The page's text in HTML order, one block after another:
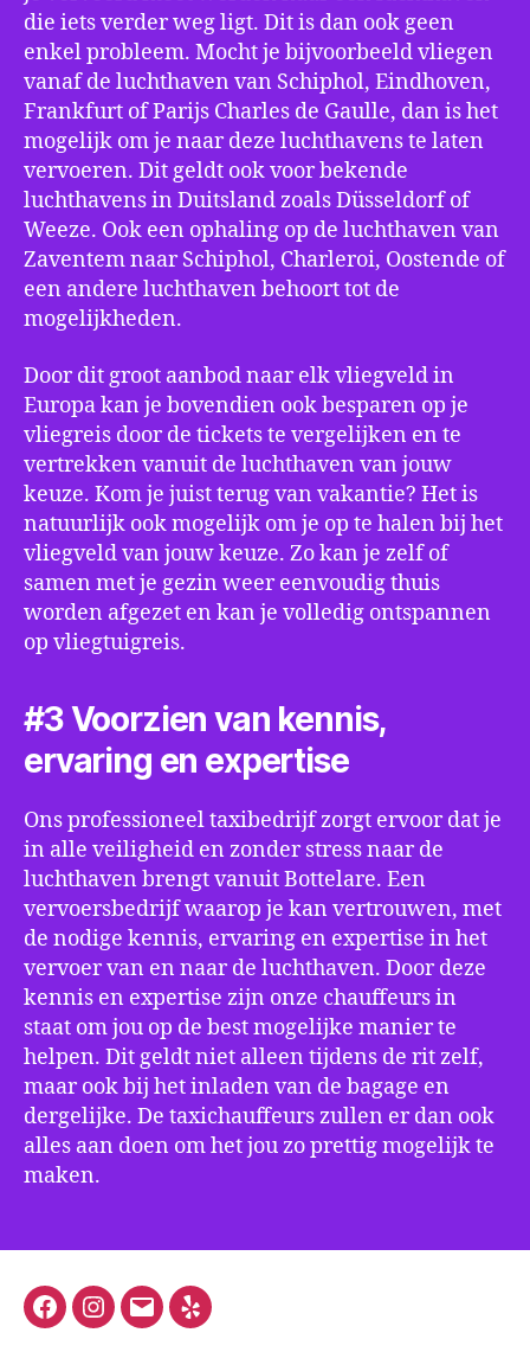
die iets verder weg ligt. Dit is dan ook geen
enkel probleem. Mocht je bijvoorbeeld vliegen
vanaf de luchthaven van Schiphol, Eindhoven,
Frankfurt of Parijs Charles de Gaulle, dan is het
mogelijk om je naar deze luchthavens te laten
vervoeren. Dit geldt ook voor bekende
luchthavens in Duitsland zoals Düsseldorf of
Weeze. Ook een ophaling op de luchthaven van
Zaventem naar Schiphol, Charleroi, Oostende of
een andere luchthaven behoort tot de
mogelijkheden.
Door dit groot aanbod naar elk vliegveld in
Europa kan je bovendien ook besparen op je
vliegreis door de tickets te vergelijken en te
vertrekken vanuit de luchthaven van jouw
keuze. Kom je juist terug van vakantie? Het is
natuurlijk ook mogelijk om je op te halen bij het
vliegveld van jouw keuze. Zo kan je zelf of
samen met je gezin weer eenvoudig thuis
worden afgezet en kan je volledig ontspannen
op vliegtuigreis.
#3 Voorzien van kennis,
ervaring en expertise
Ons professioneel taxibedrijf zorgt ervoor dat je
in alle veiligheid en zonder stress naar de
luchthaven brengt vanuit Bottelare. Een
vervoersbedrijf waarop je kan vertrouwen, met
de nodige kennis, ervaring en expertise in het
vervoer van en naar de luchthaven. Door deze
kennis en expertise zijn onze chauffeurs in
staat om jou op de best mogelijke manier te
helpen. Dit geldt niet alleen tijdens de rit zelf,
maar ook bij het inladen van de bagage en
dergelijke. De taxichauffeurs zullen er dan ook
alles aan doen om het jou zo prettig mogelijk te
maken.
FacebookInstagram
E-
Yelp